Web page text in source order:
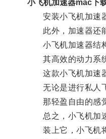
小飞机加速器mac下
安装小飞机加速器
此外，加速器还能
小飞机加速器结构
其高效的动力系统
这款小飞机加速器
无论是进行私人飞
那轻盈自由的感觉
总之，小飞机加速
装上它，小飞机将